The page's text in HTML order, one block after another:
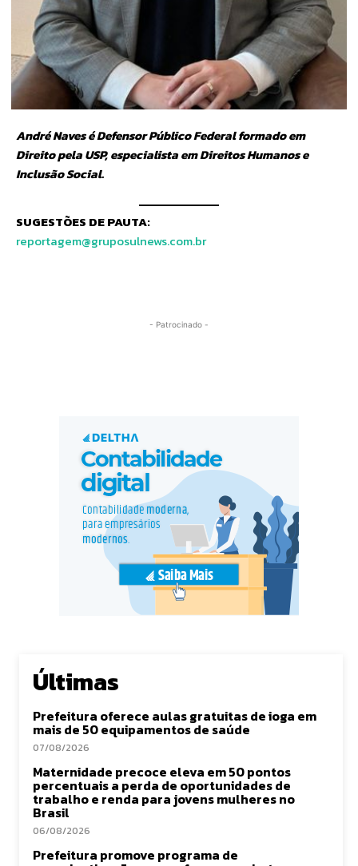
André Naves é Defensor Público Federal formado em
Direito pela USP, especialista em Direitos Humanos e
Inclusão Social.
SUGESTÕES DE PAUTA:
reportagem@gruposulnews.com.br
- Patrocinado -
Últimas
Prefeitura oferece aulas gratuitas de ioga em
mais de 50 equipamentos de saúde
07/08/2026
Maternidade precoce eleva em 50 pontos
percentuais a perda de oportunidades de
trabalho e renda para jovens mulheres no
Brasil
06/08/2026
Prefeitura promove programa de